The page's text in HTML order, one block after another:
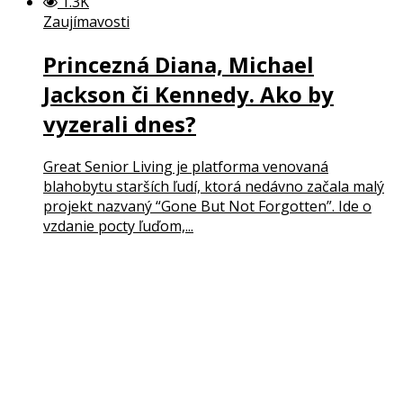
Zaujímavosti
Princezná Diana, Michael
Jackson či Kennedy. Ako by
vyzerali dnes?
Great Senior Living je platforma venovaná
blahobytu starších ľudí, ktorá nedávno začala malý
projekt nazvaný “Gone But Not Forgotten”. Ide o
vzdanie pocty ľuďom,...